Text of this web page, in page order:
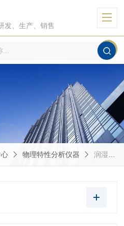
发、生产、销售
物理特性分析仪器 润湿性能接触角测量仪